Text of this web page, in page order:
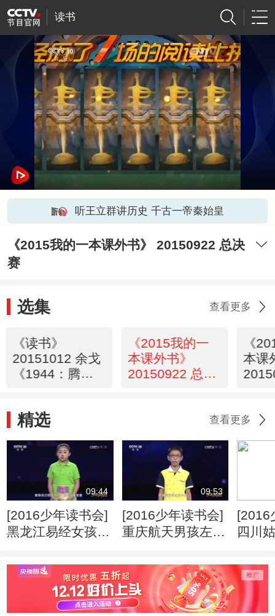
读书
听王立群讲历史 千古一帝秦始皇
《2015我的一本课外书》 20150922 总决
赛
选集 查看更多
《读书》
20151012 余戈
《1944：腾冲
《2015我的一
本课外书》
20150922 总决
《
本课
精选 查看更多
09:44
[2016少年读书会]
黑龙江易经女孩张
09:53
[2016少年读书会]
重庆航天男孩左博
我领航》
[2016
四川
选》